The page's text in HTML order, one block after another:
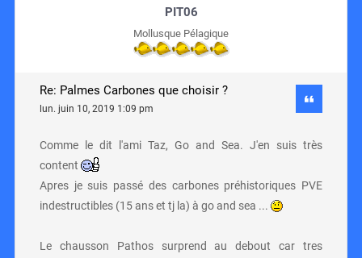
PIT06
Mollusque Pélagique
Re: Palmes Carbones que choisir ?
lun. juin 10, 2019 1:09 pm
Comme le dit l'ami Taz, Go and Sea. J'en suis très
content
Apres je suis passé des carbones préhistoriques PVE
indestructibles (15 ans et tj la) à go and sea ...
Le chausson Pathos surprend au debout car tres